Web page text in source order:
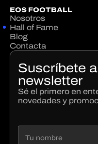
EOS FOOTBALL
Nosotros
Hall of Fame
Blog
Contacta
Suscríbete
newsletter
Sé el primero en
novedades y